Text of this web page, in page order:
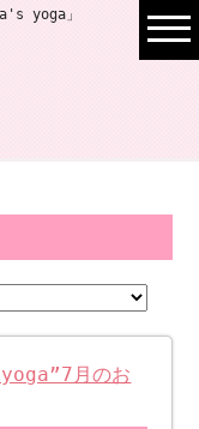
yoga」
月のお